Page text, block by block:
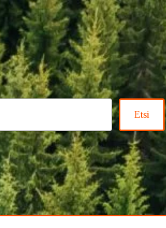
Etsi